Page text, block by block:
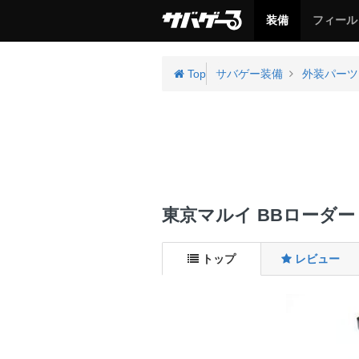
サ
ー
装備
サ
ー
フィー
Top サバゲー装備 外装パーツ
東京マルイ BBローダー
トップ レビュー